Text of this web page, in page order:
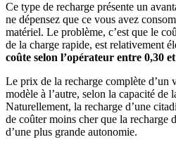
Ce type de recharge présente un
ne dépensez que ce vous avez
matériel. Le problème, c’est que le
de la charge rapide, est relativement
coûte selon l’opérateur entre 0,30
Le prix de la recharge complète d’un
modèle à l’autre, selon la capacité de
Naturellement, la recharge d’une
de coûter moins cher que la recharge
d’une plus grande autonomie.